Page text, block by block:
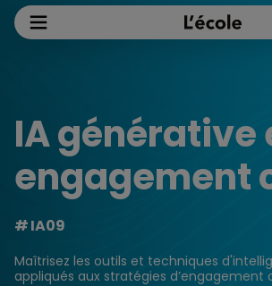
IA générative
engagement
IA09
Maîtrisez les outils et techniques
appliqués aux stratégies d’engagement